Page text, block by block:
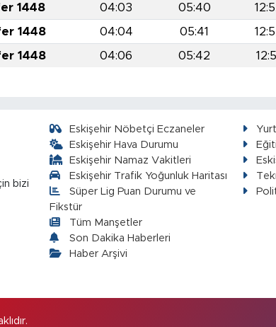
1448 04:03 05:40
1448 04:04 05:41
1448 04:06 05:42
bizi
Eskişehir Nöbetçi Eczaneler
Eskişehir Hava Durumu
Eskişehir Namaz Vakitleri
Eskişehir Trafik Yoğunluk Haritası
Süper Lig Puan Durumu ve
Fikstür
Tüm Manşetler
Son Dakika Haberleri
Haber Arşivi